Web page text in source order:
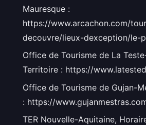
Mauresque :
https://www.arcachon.com/
decouvre/lieux-dexception/le-
Office de Tourisme de La
Territoire : https://
Office de Tourisme de Gujan-
: https://
TER Nouvelle-Aquitaine,